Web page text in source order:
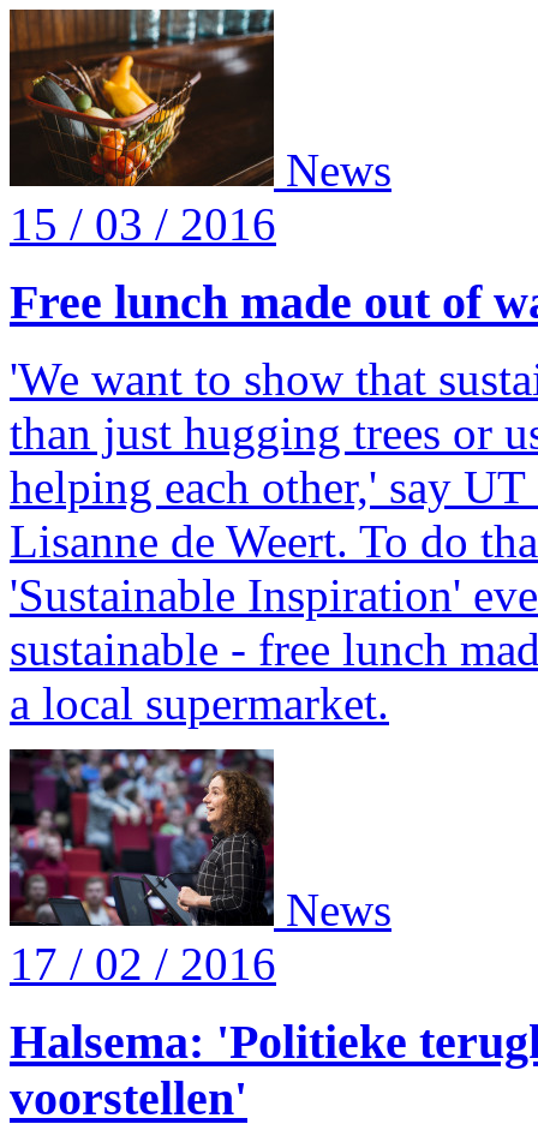
News
15 / 03 / 2016
Free lunch made out of
'We want to show that
than just hugging trees or
helping each other,' say
Lisanne de Weert. To do
'Sustainable Inspiration'
sustainable - free lunch
a local supermarket.
News
17 / 02 / 2016
Halsema: 'Politieke
voorstellen'